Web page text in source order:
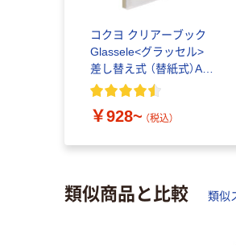
コクヨ クリアーブック
Glassele<グラッセル>
差し替え式 （替紙式）A4
タテ 30穴 半透明表紙
￥928~ （税込）
類似商品と比較 類似